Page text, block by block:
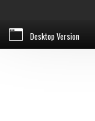
Desktop Version